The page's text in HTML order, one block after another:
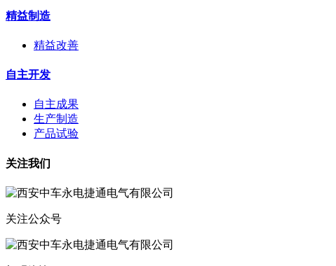
精益制造
精益改善
自主开发
自主成果
生产制造
产品试验
关注我们
关注公众号